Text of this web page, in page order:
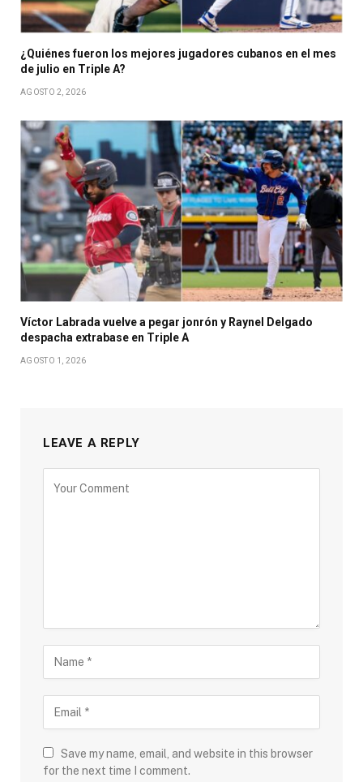
¿Quiénes fueron los mejores jugadores cubanos en el mes
de julio en Triple A?
AGOSTO 2, 2026
Víctor Labrada vuelve a pegar jonrón y Raynel Delgado
despacha extrabase en Triple A
AGOSTO 1, 2026
LEAVE A REPLY
Save my name, email, and website in this browser
for the next time I comment.